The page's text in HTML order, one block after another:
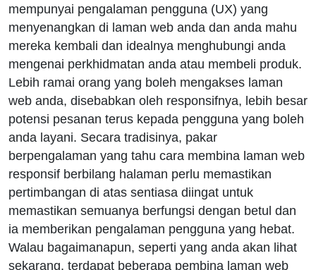
mempunyai pengalaman pengguna (UX) yang
menyenangkan di laman web anda dan anda mahu
mereka kembali dan idealnya menghubungi anda
mengenai perkhidmatan anda atau membeli produk.
Lebih ramai orang yang boleh mengakses laman
web anda, disebabkan oleh responsifnya, lebih besar
potensi pesanan terus kepada pengguna yang boleh
anda layani. Secara tradisinya, pakar
berpengalaman yang tahu cara membina laman web
responsif berbilang halaman perlu memastikan
pertimbangan di atas sentiasa diingat untuk
memastikan semuanya berfungsi dengan betul dan
ia memberikan pengalaman pengguna yang hebat.
Walau bagaimanapun, seperti yang anda akan lihat
sekarang, terdapat beberapa pembina laman web